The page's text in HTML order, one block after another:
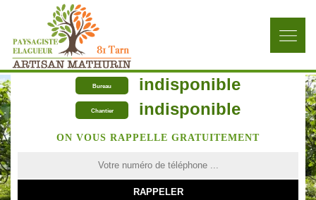
Bureau indisponible
Chantier indisponible
ON VOUS RAPPELLE GRATUITEMENT